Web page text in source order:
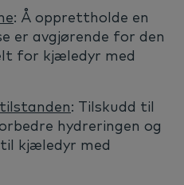
: Å opprettholde en
er avgjørende for den
for kjæledyr med
: Tilskudd til
hydreringen og
kjæledyr med